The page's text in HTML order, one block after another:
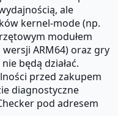
ale
kernel-mode (np.
modułem
ARM64) oraz gry
będą działać.
przed zakupem
diagnostyczne
pod adresem